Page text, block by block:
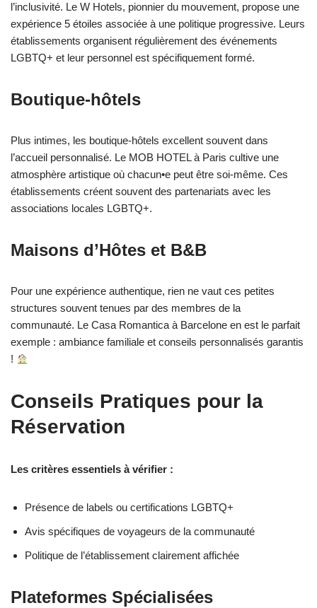
l’inclusivité. Le W Hotels, pionnier du mouvement, propose une
expérience 5 étoiles associée à une politique progressive. Leurs
établissements organisent régulièrement des événements
LGBTQ+ et leur personnel est spécifiquement formé.
Boutique-hôtels
Plus intimes, les boutique-hôtels excellent souvent dans
l’accueil personnalisé. Le MOB HOTEL à Paris cultive une
atmosphère artistique où chacun•e peut être soi-même. Ces
établissements créent souvent des partenariats avec les
associations locales LGBTQ+.
Maisons d’Hôtes et B&B
Pour une expérience authentique, rien ne vaut ces petites
structures souvent tenues par des membres de la
communauté. Le Casa Romantica à Barcelone en est le parfait
exemple : ambiance familiale et conseils personnalisés garantis
!
Conseils Pratiques pour la
Réservation
Les critères essentiels à vérifier :
Présence de labels ou certifications LGBTQ+
Avis spécifiques de voyageurs de la communauté
Politique de l’établissement clairement affichée
Plateformes Spécialisées